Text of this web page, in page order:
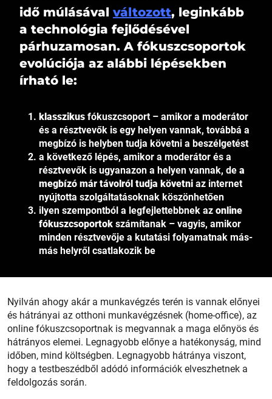
idő múlásával változott, leginkább
a technológia fejlődésével
párhuzamosan. A fókuszcsoportok
evolúciója az alábbi lépésekben
írható le:
klasszikus fókuszcsoport – amikor a moderátor
és a résztvevők is egy helyen vannak, továbbá a
megbízó is helyben tudja követni a beszélgetést
a következő lépés, amikor a moderátor és a
résztvevők is ugyanazon a helyen vannak, de a
megbízó már távolról tudja követni az internet
nyújtotta szolgáltatásoknak köszönhetően
ilyen szempontból a legfejlettebbnek az online
fókuszcsoportok számítanak – vagyis, amikor
minden résztvevője a kutatási folyamatnak más-
más helyről csatlakozik be
Nyilván ahogy akár a munkavégzés terén is vannak előnyei
és hátrányai az otthoni munkavégzésnek (home-office), az
online fókuszcsoportnak is megvannak a maga előnyös és
hátrányos elemei. Legnagyobb előnye a hatékonyság, mind
időben, mind költségben. Legnagyobb hátránya viszont,
hogy a testbeszédből adódó információk elveszhetnek a
feldolgozás során.